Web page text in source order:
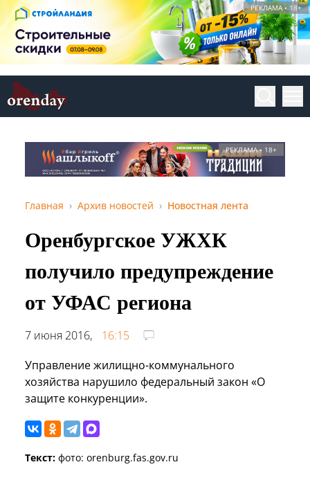
РЕКЛАМА • 18+
РЕКЛАМА • 18+
Главная Архив новостей Новостная лента
Оренбургское УЖХК
получило предупреждение
от УФАС региона
7 июня 2016,
16:15
Управление жилищно-коммунального
хозяйства нарушило федеральный закон «О
защите конкуренции».
Текст: фото: orenburg.fas.gov.ru